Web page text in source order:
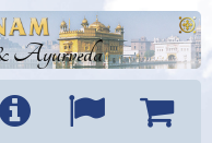
Ayurveda